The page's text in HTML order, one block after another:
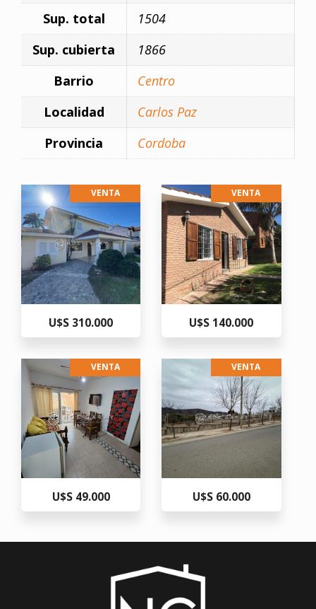
Sup. total
1504
Sup. cubierta
1866
Barrio
Centro
Localidad
Carlos Paz
Provincia
Cordoba
VENTA
U$S 310.000
VENTA
U$S 140.000
VENTA
U$S 49.000
VENTA
U$S 60.000